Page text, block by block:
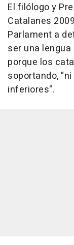
El filólogo y
Catalanes
Parlament a
ser una
porque los
soportando,
inferiores".